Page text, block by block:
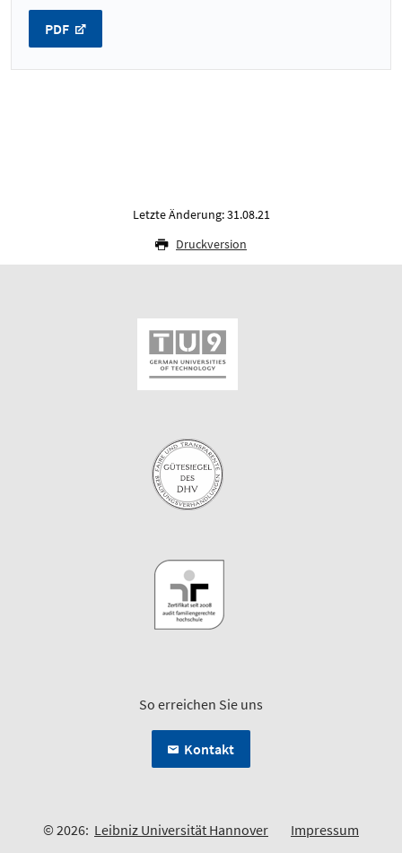
PDF
Letzte Änderung: 31.08.21
Druckversion
So erreichen Sie uns
Kontakt
© 2026: Leibniz Universität Hannover
Impressum